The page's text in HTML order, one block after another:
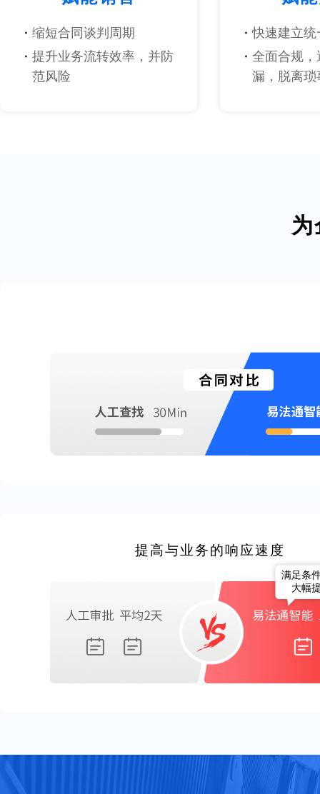
缩短合同谈判周期
提升业务流转效率，并防
范风险
快速建立
全面合规
漏，脱离琐
提高与业务的响应速度